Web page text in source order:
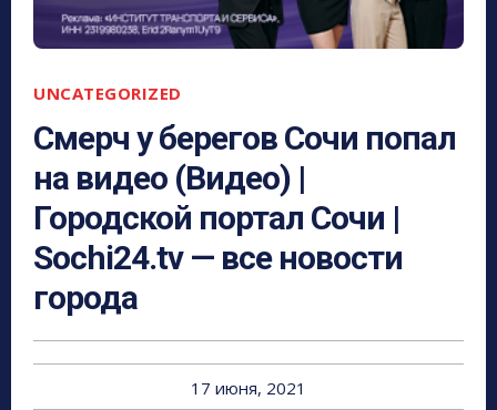
UNCATEGORIZED
Смерч у берегов Сочи попал
на видео (Видео) |
Городской портал Сочи |
Sochi24.tv — все новости
города
17 июня, 2021